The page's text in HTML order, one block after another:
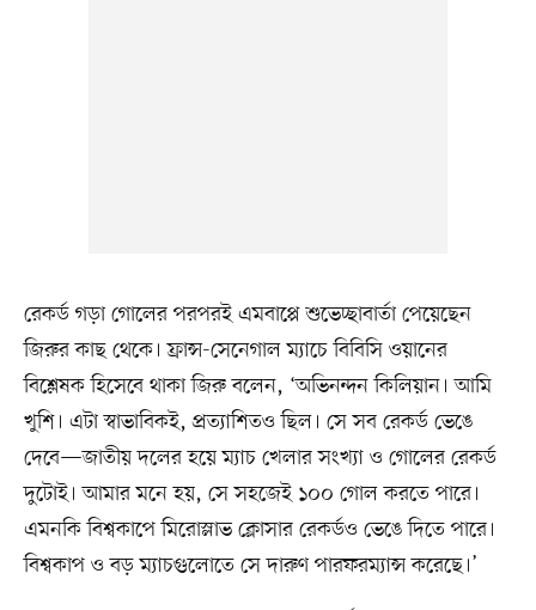
রেকর্ড গড়া গোলের পরপরই এমবাপ্পে শুভেচ্ছাবার্তা পেয়েছেন
জিরুর কাছ থেকে। ফ্রান্স-সেনেগাল ম্যাচে বিবিসি ওয়ানের
বিশ্লেষক হিসেবে থাকা জিরু বলেন, ‘অভিনন্দন কিলিয়ান। আমি
খুশি। এটা স্বাভাবিকই, প্রত্যাশিতও ছিল। সে সব রেকর্ড ভেঙে
দেবে—জাতীয় দলের হয়ে ম্যাচ খেলার সংখ্যা ও গোলের রেকর্ড
দুটোই। আমার মনে হয়, সে সহজেই ১০০ গোল করতে পারে।
এমনকি বিশ্বকাপে মিরোস্লাভ ক্লোসার রেকর্ডও ভেঙে দিতে পারে।
বিশ্বকাপ ও বড় ম্যাচগুলোতে সে দারুণ পারফরম্যান্স করেছে।’